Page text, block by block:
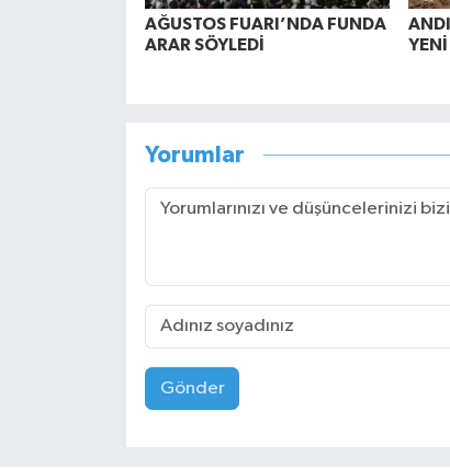
AĞUSTOS FUARI’NDA FUNDA
ARAR SÖYLEDİ
YENİ
Yorumlar
Gönder